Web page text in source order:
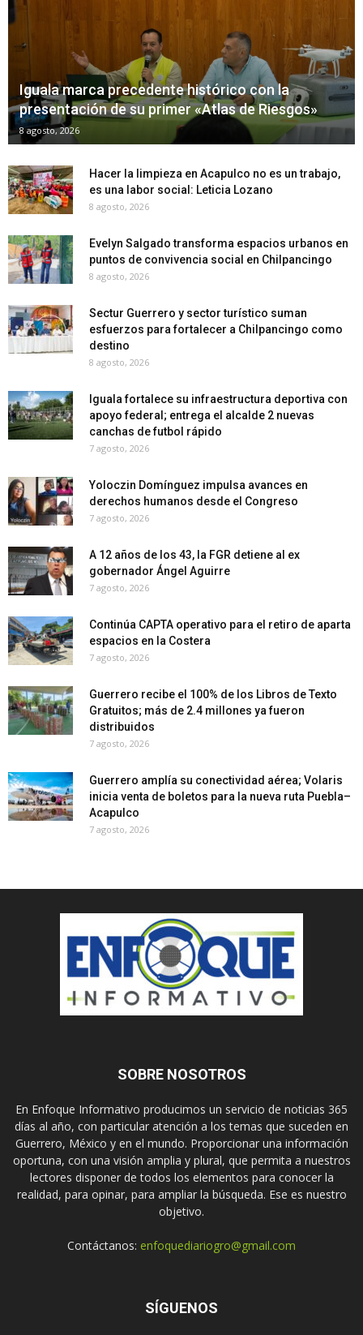
Iguala marca precedente histórico con la
presentación de su primer «Atlas de Riesgos»
8 agosto, 2026
Hacer la limpieza en Acapulco no es un trabajo,
es una labor social: Leticia Lozano
8 agosto, 2026
Evelyn Salgado transforma espacios urbanos en
puntos de convivencia social en Chilpancingo
8 agosto, 2026
Sectur Guerrero y sector turístico suman
esfuerzos para fortalecer a Chilpancingo como
destino
8 agosto, 2026
Iguala fortalece su infraestructura deportiva con
apoyo federal; entrega el alcalde 2 nuevas
canchas de futbol rápido
7 agosto, 2026
Yoloczin Domínguez impulsa avances en
derechos humanos desde el Congreso
7 agosto, 2026
A 12 años de los 43, la FGR detiene al ex
gobernador Ángel Aguirre
7 agosto, 2026
Continúa CAPTA operativo para el retiro de aparta
espacios en la Costera
7 agosto, 2026
Guerrero recibe el 100% de los Libros de Texto
Gratuitos; más de 2.4 millones ya fueron
distribuidos
7 agosto, 2026
Guerrero amplía su conectividad aérea; Volaris
inicia venta de boletos para la nueva ruta Puebla–
Acapulco
7 agosto, 2026
SOBRE NOSOTROS
En Enfoque Informativo producimos un servicio de noticias 365
días al año, con particular atención a los temas que suceden en
Guerrero, México y en el mundo. Proporcionar una información
oportuna, con una visión amplia y plural, que permita a nuestros
lectores disponer de todos los elementos para conocer la
realidad, para opinar, para ampliar la búsqueda. Ese es nuestro
objetivo.
Contáctanos: enfoquediariogro@gmail.com
SÍGUENOS